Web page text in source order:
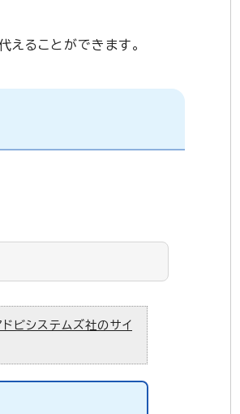
ることができます。
ドビシステムズ社のサイ